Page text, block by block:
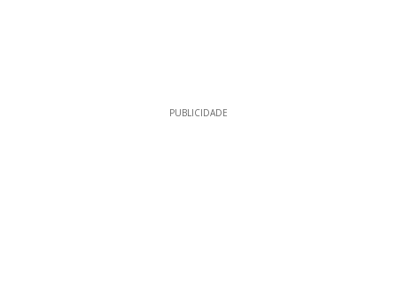
PUBLICIDADE